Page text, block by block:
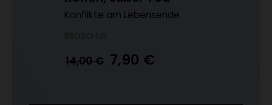
-
Konflikte am Lebensende
14,00 € 7,90 €